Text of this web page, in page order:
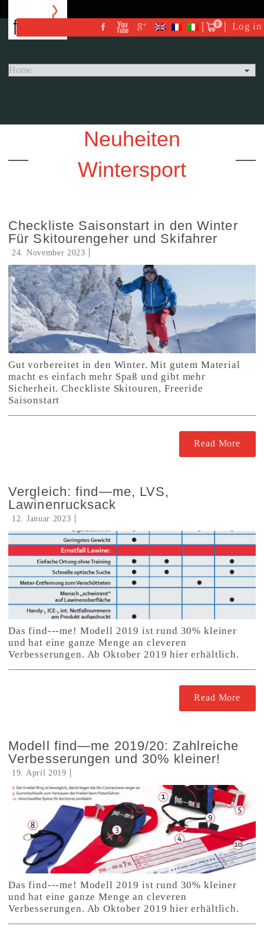
0 Log in
Neuheiten
Wintersport
Checkliste Saisonstart in den Winter
Für Skitourengeher und Skifahrer
24. November 2023
Gut vorbereitet in den Winter. Mit gutem Material
macht es einfach mehr Spaß und gibt mehr
Sicherheit. Checkliste Skitouren, Freeride
Saisonstart
Read More
Vergleich: find—me, LVS,
Lawinenrucksack
12. Januar 2023
Das find---me! Modell 2019 ist rund 30% kleiner
und hat eine ganze Menge an cleveren
Verbesserungen. Ab Oktober 2019 hier erhältlich.
Read More
Modell find—me 2019/20: Zahlreiche
Verbesserungen und 30% kleiner!
19. April 2019
Das find---me! Modell 2019 ist rund 30% kleiner
und hat eine ganze Menge an cleveren
Verbesserungen. Ab Oktober 2019 hier erhältlich.